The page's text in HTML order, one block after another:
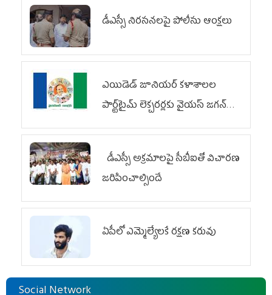
డీఎస్సీ నిరసనలపై పోలీసు ఆంక్షలు
ఎయిడెడ్‌ జూనియర్‌ కళాశాలల
పార్ట్‌టైమ్‌ లెక్చరర్లకు వైయ‌స్ జగన్
భరోసా
డీఎస్సీ అక్రమాలపై సీబీఐతో విచారణ
జరిపించాల్సిందే
ఏపీలో ఎమ్మెల్యేల‌కే ర‌క్ష‌ణ క‌రువు